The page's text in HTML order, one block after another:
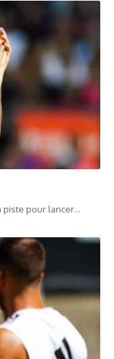
piste pour lancer…